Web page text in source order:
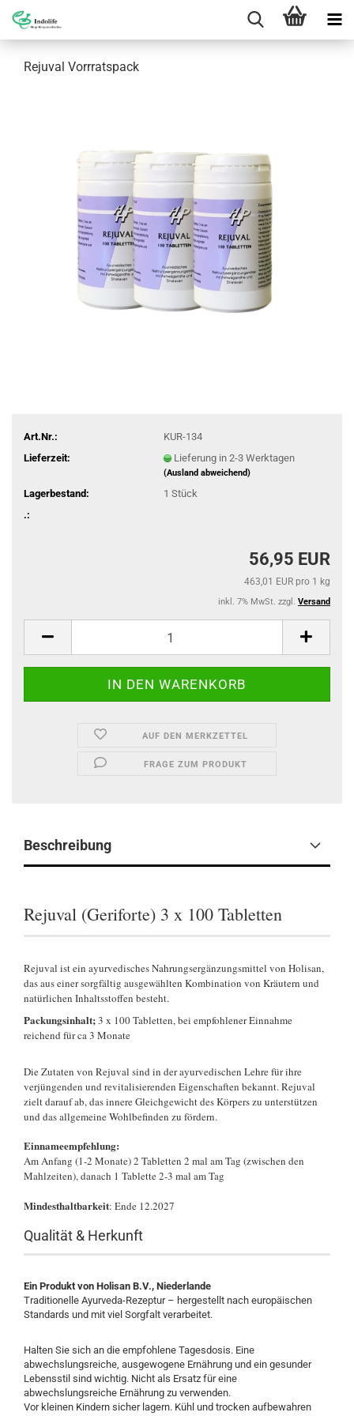
Rejuval Vorrratspack
Art.Nr.:
KUR-134
Lieferzeit:
Lieferung in 2-3 Werktagen
(Ausland abweichend)
Lagerbestand: 1 Stück
.:
56,95 EUR
463,01 EUR pro 1 kg
inkl. 7% MwSt. zzgl. Versand
AUF DEN MERKZETTEL
FRAGE ZUM PRODUKT
Beschreibung
Rejuval (Geriforte) 3 x 100 Tabletten
Rejuval ist ein ayurvedisches Nahrungsergänzungsmittel von Holisan,
das aus einer sorgfältig ausgewählten Kombination von Kräutern und
natürlichen Inhaltsstoffen besteht.
Packungsinhalt;3 x 100 Tabletten, bei empfohlener Einnahme
reichend für ca 3 Monate
Die Zutaten von Rejuval sind in der ayurvedischen Lehre für ihre
verjüngenden und revitalisierenden Eigenschaften bekannt. Rejuval
zielt darauf ab, das innere Gleichgewicht des Körpers zu unterstützen
und das allgemeine Wohlbefinden zu fördern.
Einnameempfehlung:
Am Anfang (1-2 Monate) 2 Tabletten 2 mal am Tag (zwischen den
Mahlzeiten), danach 1 Tablette 2-3 mal am Tag
Mindesthaltbarkeit: Ende 12.2027
Qualität & Herkunft
Ein Produkt von Holisan B.V., Niederlande
Traditionelle Ayurveda-Rezeptur – hergestellt nach europäischen
Standards und mit viel Sorgfalt verarbeitet.
Halten Sie sich an die empfohlene Tagesdosis. Eine
abwechslungsreiche, ausgewogene Ernährung und ein gesunder
Lebensstil sind wichtig. Nicht als Ersatz für eine
abwechslungsreiche Ernährung zu verwenden.
Vor kleinen Kindern sicher lagern. Kühl und trocken aufbewahren